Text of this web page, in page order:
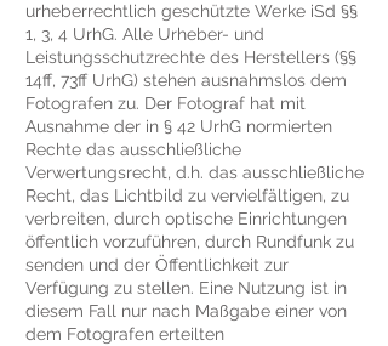
urheberrechtlich geschützte Werke iSd §§
1, 3, 4 UrhG. Alle Urheber- und
Leistungsschutzrechte des Herstellers (§§
14ff, 73ff UrhG) stehen ausnahmslos dem
Fotografen zu. Der Fotograf hat mit
Ausnahme der in § 42 UrhG normierten
Rechte das ausschließliche
Verwertungsrecht, d.h. das ausschließliche
Recht, das Lichtbild zu vervielfältigen, zu
verbreiten, durch optische Einrichtungen
öffentlich vorzuführen, durch Rundfunk zu
senden und der Öffentlichkeit zur
Verfügung zu stellen. Eine Nutzung ist in
diesem Fall nur nach Maßgabe einer von
dem Fotografen erteilten